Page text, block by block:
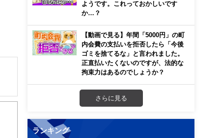
き
ようです。これっておかしいです
か…？
【動画で見る】年間「5000円」の町
内会費の支払いを拒否したら「今後
ゴミを捨てるな」と言われました。
正直払いたくないのですが、法的な
拘束力はあるのでしょうか？
さらに見る
ランキング